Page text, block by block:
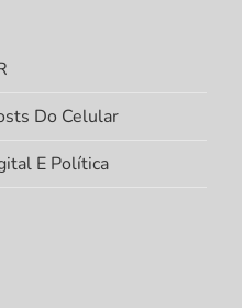
Do Celular
E Política